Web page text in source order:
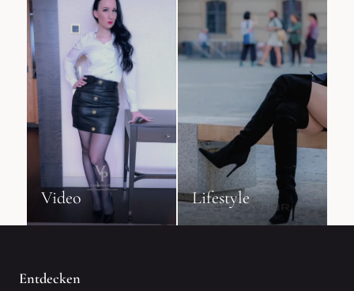
Video Lifestyle
Entdecken